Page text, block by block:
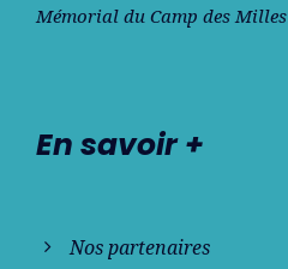
Mémorial du Camp des Milles
En savoir +
Nos partenaires